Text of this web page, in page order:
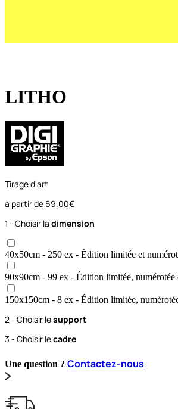
LITHO
Tirage d'art
à partir de 69.00€
1 - Choisir la dimension
40x50cm - 250 ex - Édition limitée et
90x90cm - 99 ex - Édition limitée, numérotée
150x150cm - 8 ex - Édition limitée,
2 - Choisir lesupport
3 - Choisir lecadre
Une question ? Contactez-nous